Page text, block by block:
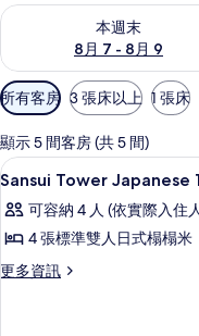
本週末
8月 7 - 8月 9
查看本週末 (8月 7 - 8月 9)
可
用
的
客
房
篩
選
件
所有客房 3 張床以上 1 張床
顯示 5 間客房 (共 5 間)
顯
示
Sansui
Tower
Japanese
1
Sansui Tower Japanese
可容納 4 人 (依實際入住
4 張標準雙人日式榻榻米
更多資訊
更